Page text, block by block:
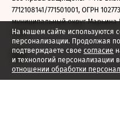
На нашем сайте используются
персонализации. Продолжая
подтверждаете свое согласие
и технологий персонализации
отношении обработки
7712108141/771501001, ОГРН
муниципальный округ Марьина
2026